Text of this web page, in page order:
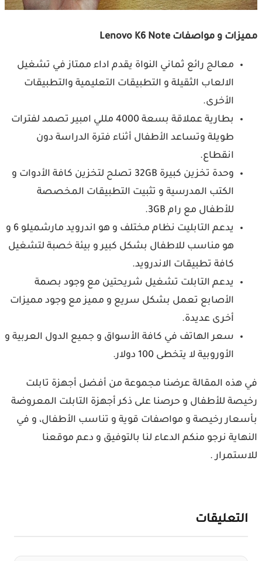
مميزات و مواصفات Lenovo K6 Note
معالج رائع ثماني النواة يقدم اداء ممتاز في تشغيل
الالعاب الثقيلة و التطبيقات التعليمية والتطبيقات
الأخرى.
بطارية عملاقة بسعة 4000 مللي امبير تصمد لفترات
طويلة وتساعد الأطفال أثناء فترة الدراسة دون
انقطاع.
وحدة تخزين كبيرة 32GB تصلح لتخزين كافة الأدوات و
الكتب المدرسية و تثبيت التطبيقات المخصصة
للأطفال مع رام 3GB.
يدعم التابليت نظام مختلف و هو اندرويد مارشميلو 6 و
هو مناسب للاطفال بشكل كبير و بيئة خصبة لتشغيل
كافة تطبيقات الاندرويد.
يدعم التابلت تشغيل شريحتين مع وجود بصمة
الأصابع تعمل بشكل سريع و مميز مع وجود مميزات
أخرى عديدة.
سعر الهاتف في كافة الأسواق و جميع الدول العربية و
الأوروبية لا يتخطى 100 دولار.
في هذه المقالة عرضنا مجموعة من أفضل أجهزة تابلت
رخيصة للأطفال و حرصنا على ذكر أجهزة التابلت المعروضة
بأسعار رخيصة و مواصفات قوية و تناسب الأطفال، و في
النهاية نرجو منكم الدعاء لنا بالتوفيق و دعم موقعنا
للاستمرار .
التعليقات